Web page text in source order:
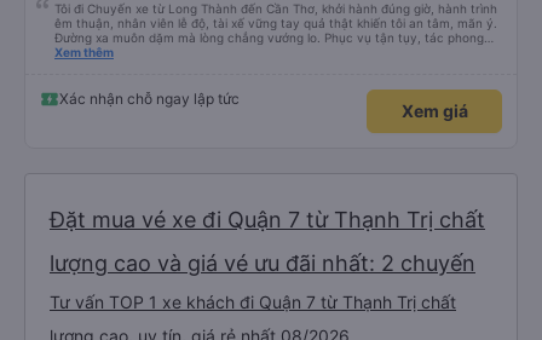
Tôi đi Chuyến xe từ Long Thành đến Cần Thơ, khởi hành đúng giờ, hành trình
êm thuận, nhân viên lễ độ, tài xế vững tay quả thật khiến tôi an tâm, mãn ý.
Đường xa muôn dặm mà lòng chẳng vướng lo. Phục vụ tận tụy, tác phong
nghiêm cẩn, hiếm thấy giữa thời buổi kim tiền vội vã. Xã hội loạn đạo. Xin gửi
Xem thêm
Xác nhận chỗ ngay lập tức
Xem giá
Đặt mua vé xe đi Quận 7 từ Thạnh Trị chất
lượng cao và giá vé ưu đãi nhất: 2 chuyến
Tư vấn TOP 1 xe khách đi Quận 7 từ Thạnh Trị chất
lượng cao, uy tín, giá rẻ nhất 08/2026